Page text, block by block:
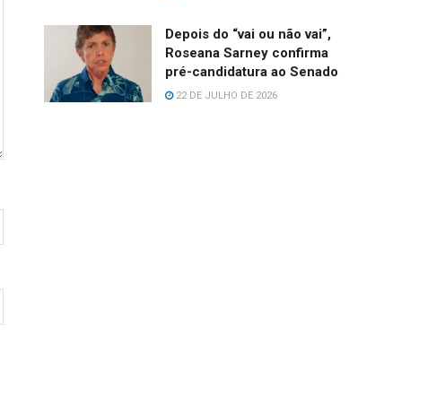
Depois do “vai ou não vai”,
Roseana Sarney confirma
pré-candidatura ao Senado
22 DE JULHO DE 2026